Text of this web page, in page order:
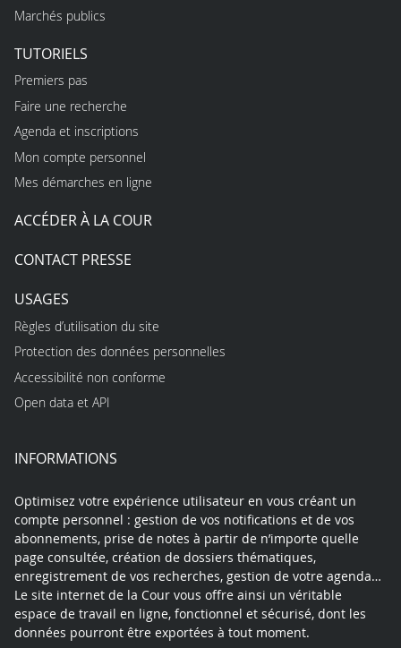
Marchés publics
TUTORIELS
Premiers pas
Faire une recherche
Agenda et inscriptions
Mon compte personnel
Mes démarches en ligne
ACCÉDER À LA COUR
CONTACT PRESSE
USAGES
Règles d’utilisation du site
Protection des données personnelles
Accessibilité non conforme
Open data et API
INFORMATIONS
Optimisez votre expérience utilisateur en vous créant un
compte personnel : gestion de vos notifications et de vos
abonnements, prise de notes à partir de n’importe quelle
page consultée, création de dossiers thématiques,
enregistrement de vos recherches, gestion de votre agenda…
Le site internet de la Cour vous offre ainsi un véritable
espace de travail en ligne, fonctionnel et sécurisé, dont les
données pourront être exportées à tout moment.